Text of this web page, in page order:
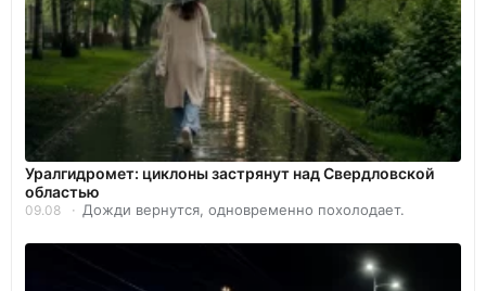
Уралгидромет: циклоны застрянут над Свердловской
областью
09.08 Дожди вернутся, одновременно похолодает.